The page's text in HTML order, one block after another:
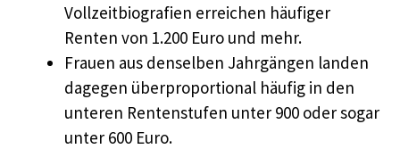
Vollzeitbiografien erreichen häufiger
Renten von 1.200 Euro und mehr.
Frauen aus denselben Jahrgängen landen
dagegen überproportional häufig in den
unteren Rentenstufen unter 900 oder sogar
unter 600 Euro.